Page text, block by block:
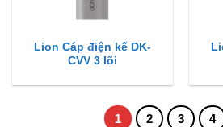
Lion Cáp điện kế DK-
CVV 3 lõi
1 2 3 4